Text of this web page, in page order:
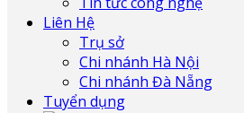
Liên Hệ
Trụ sở
Chi nhánh Hà Nội
Chi nhánh Đà Nẵng
Tuyển dụng